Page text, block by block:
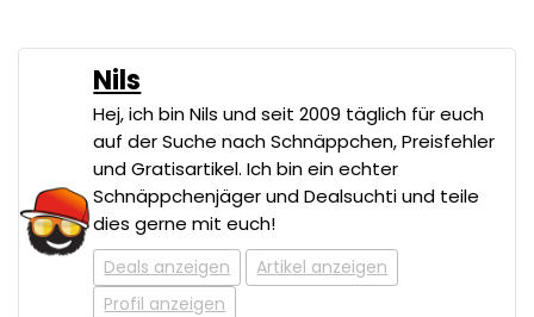
Nils
Hej, ich bin Nils und seit 2009 täglich für euch
auf der Suche nach Schnäppchen, Preisfehler
und Gratisartikel. Ich bin ein echter
Schnäppchenjäger und Dealsuchti und teile
dies gerne mit euch!
Deals anzeigen
Artikel anzeigen
Profil anzeigen